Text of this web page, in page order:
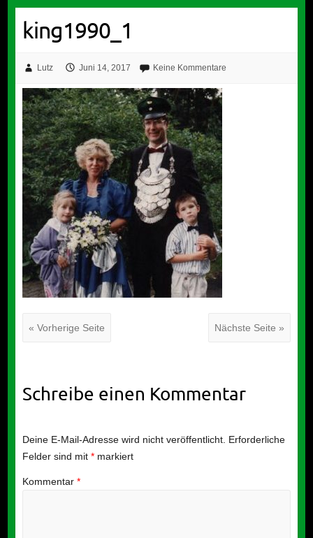
king1990_1
Lutz Juni 14, 2017 Keine Kommentare
« Vorherige Seite Nächste Seite »
Schreibe einen Kommentar
Deine E-Mail-Adresse wird nicht veröffentlicht. Erforderliche
Felder sind mit *markiert
Kommentar *